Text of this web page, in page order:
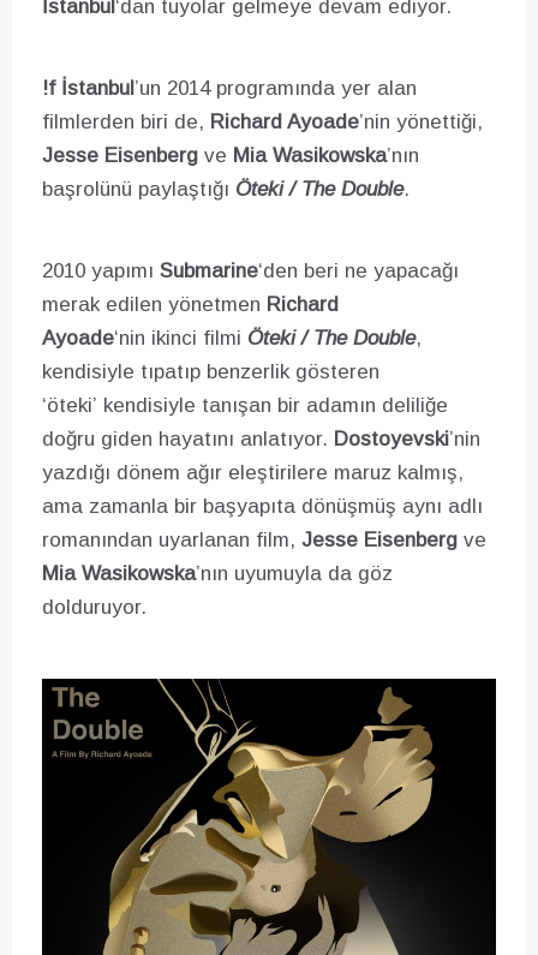
İstanbul‘dan tüyolar gelmeye devam ediyor.
!f İstanbul’un 2014 programında yer alan
filmlerden biri de, Richard Ayoade’nin yönettiği,
Jesse Eisenberg ve Mia Wasikowska’nın
başrolünü paylaştığı Öteki / The Double.
2010 yapımı Submarine‘den beri ne yapacağı
merak edilen yönetmen Richard
Ayoade‘nin ikinci filmi Öteki / The Double,
kendisiyle tıpatıp benzerlik gösteren
‘öteki’ kendisiyle tanışan bir adamın deliliğe
doğru giden hayatını anlatıyor. Dostoyevski’nin
yazdığı dönem ağır eleştirilere maruz kalmış,
ama zamanla bir başyapıta dönüşmüş aynı adlı
romanından uyarlanan film, Jesse Eisenberg ve
Mia Wasikowska’nın uyumuyla da göz
dolduruyor.